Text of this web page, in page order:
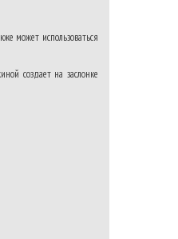
может использоваться
создает на заслонке